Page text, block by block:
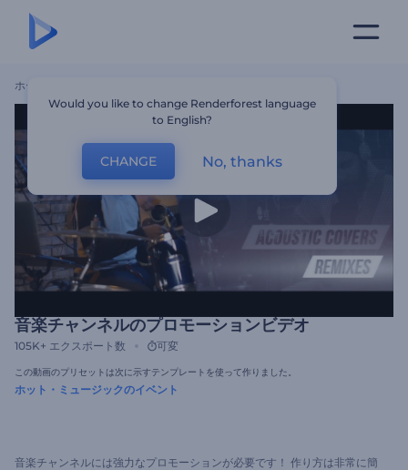
ホーム
音楽チャンネルのプロモーションビデオ
105K+ エクスポート数 可変
この動画のプリセットは次に示すテンプレートを使って作りました。
ホット・ミュージックのイベント
音楽チャンネルには強力なプロモーションが必要です！ 作り方は非常に簡
Would you like to change Renderforest language
to English?
CHANGE No, thanks